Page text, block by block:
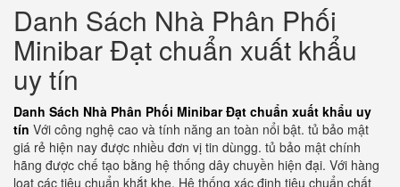
Danh Sách Nhà Phân Phối
Minibar Đạt chuẩn xuất khẩu
uy tín
Danh Sách Nhà Phân Phối Minibar Đạt chuẩn xuất khẩu uy
tín Với công nghệ cao và tính năng an toàn nổi bật. tủ bảo mật
giá rẻ hiện nay được nhiều đơn vị tin dùngg. tủ bảo mật chính
hãng được chế tạo bằng hệ thống dây chuyền hiện đại. Với hàng
loạt các tiêu chuẩn khắt khe. Hệ thống xác định tiêu chuẩn chất